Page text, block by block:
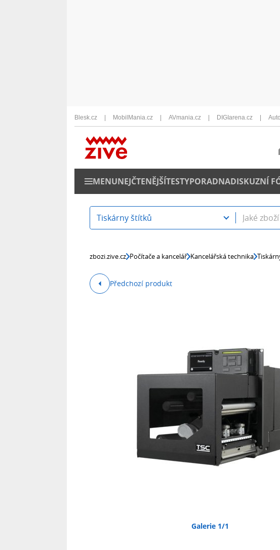
Blesk.cz MobilMania.cz AVmania.cz DIGIarena.cz
MENUNEJČTENĚJŠÍTESTYPORADNADISKUZNÍ
Tiskárny štítků
zbozi.zive.cz Počítače a kancelář Kancelářská technika
Předchozí produkt
Galerie 1/1